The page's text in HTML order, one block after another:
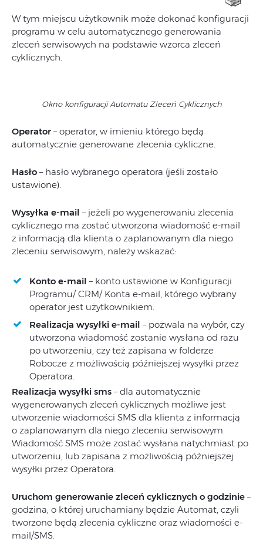
W tym miejscu użytkownik może dokonać konfiguracji
programu w celu automatycznego generowania
zleceń serwisowych na podstawie wzorca zleceń
cyklicznych.
Okno konfiguracji Automatu Zleceń Cyklicznych
Operator – operator, w imieniu którego będą
automatycznie generowane zlecenia cykliczne.
Hasło – hasło wybranego operatora (jeśli zostało
ustawione).
Wysyłka e-mail – jeżeli po wygenerowaniu zlecenia
cyklicznego ma zostać utworzona wiadomość e-mail
z informacją dla klienta o zaplanowanym dla niego
zleceniu serwisowym, należy wskazać:
Konto e-mail – konto ustawione w Konfiguracji
Programu/ CRM/ Konta e-mail, którego wybrany
operator jest użytkownikiem.
Realizacja wysyłki e-mail – pozwala na wybór, czy
utworzona wiadomość zostanie wysłana od razu
po utworzeniu, czy też zapisana w folderze
Robocze z możliwością późniejszej wysyłki przez
Operatora.
Realizacja wysyłki sms – dla automatycznie
wygenerowanych zleceń cyklicznych możliwe jest
utworzenie wiadomości SMS dla klienta z informacją
o zaplanowanym dla niego zleceniu serwisowym.
Wiadomość SMS może zostać wysłana natychmiast po
utworzeniu, lub zapisana z możliwością późniejszej
wysyłki przez Operatora.
Uruchom generowanie zleceń cyklicznych o godzinie –
godzina, o której uruchamiany będzie Automat, czyli
tworzone będą zlecenia cykliczne oraz wiadomości e-
mail/SMS.